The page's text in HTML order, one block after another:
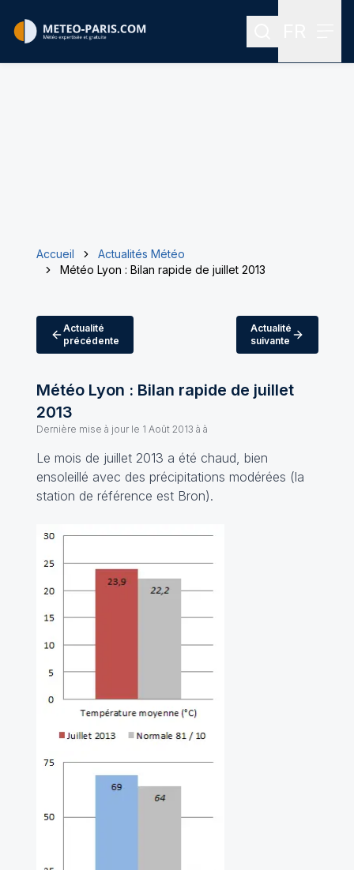
Rechercher
Accueil
Actualités Météo
Météo Lyon : Bilan rapide de juillet 2013
Actualité
précédente
Actualité
suivante
Météo Lyon : Bilan rapide de juillet
2013
Dernière mise à jour le 1 Août 2013 à à
Le mois de juillet 2013 a été chaud, bien
ensoleillé avec des précipitations modérées (la
station de référence est Bron).